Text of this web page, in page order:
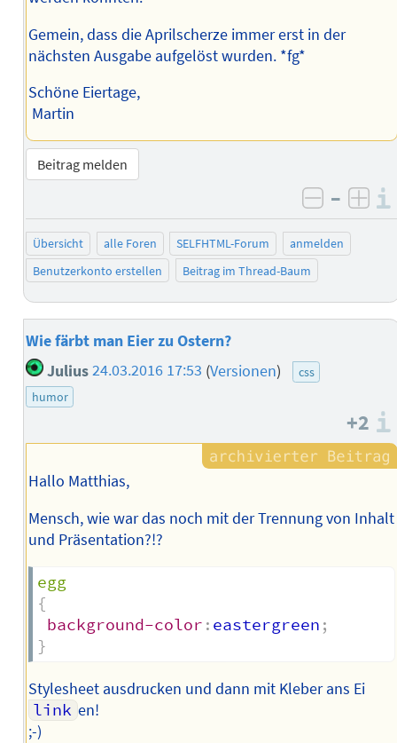
Gemein, dass die Aprilscherze immer erst in der
nächsten Ausgabe aufgelöst wurden. *fg*
Schöne Eiertage,
Martin
Beitrag melden
negativ
–
Übersicht alle Foren SELFHTML-Forum
anmelden
Benutzerkonto erstellen
Beitrag im Thread-Baum
Wie färbt man Eier zu Ostern?
Julius24.03.2016 17:53 (Versionen)
css
humor
+2
Hallo Matthias,
Mensch, wie war das noch mit der Trennung von Inhalt
und Präsentation?!?
egg
{
background-color : eastergreen ;
}
Stylesheet ausdrucken und dann mit Kleber ans Ei
link en!
;-)